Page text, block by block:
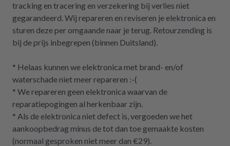
tracking en tracering en verzekering bij verlies niet
gegarandeerd. Wij repareren en reviseren je elektronica en
sturen deze per omgaande naar je terug. Retourzending is
bij de prijs inbegrepen (binnen Duitsland).
* Helaas kunnen we elektronica met brand- en/of
waterschade niet meer repareren :-(
* We repareren geen elektronica waarvan de
reparatiepogingen al herkenbaar zijn.
* Als de elektronica niet defect is, vergoeden we het
aankoopbedrag minus de tot dan toe gemaakte kosten
(normaal gesproken niet meer dan €29).